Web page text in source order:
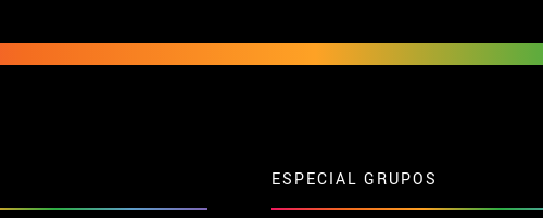
ESPECIAL GRUPOS